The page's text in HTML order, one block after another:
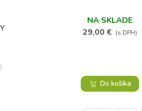
NA SKLADE
29,00 € (s DPH)
Do košíka